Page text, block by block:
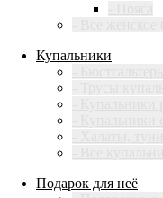
Купальники
Подарок для неё